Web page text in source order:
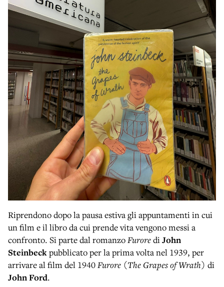
Riprendono dopo la pausa estiva gli appuntamenti in cui
un film e il libro da cui prende vita vengono messi a
confronto. Si parte dal romanzo Furoredi John
Steinbeckpubblicato per la prima volta nel 1939, per
arrivare al film del 1940 Furore (The Grapes of Wrath) di
John Ford.